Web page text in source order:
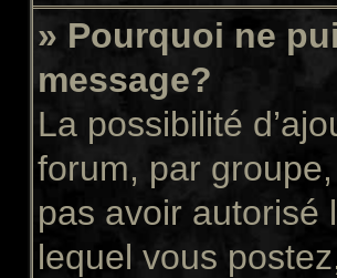
» Pourquoi ne
message?
La possibilité
forum, par
pas avoir autorisé
lequel vous